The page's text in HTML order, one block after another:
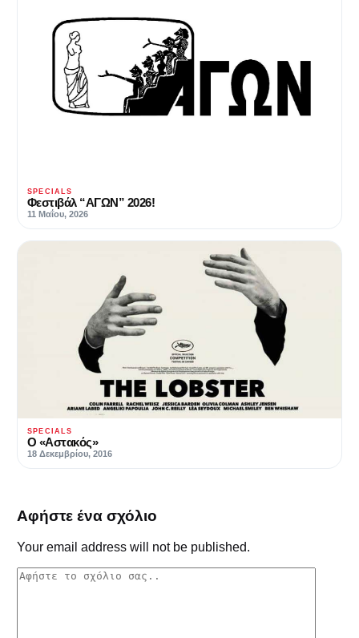
SPECIALS
Φεστιβάλ “ΑΓΩΝ” 2026!
11 Μαΐου, 2026
SPECIALS
Ο «Αστακός»
18 Δεκεμβρίου, 2016
Αφήστε ένα σχόλιο
Your email address will not be published.